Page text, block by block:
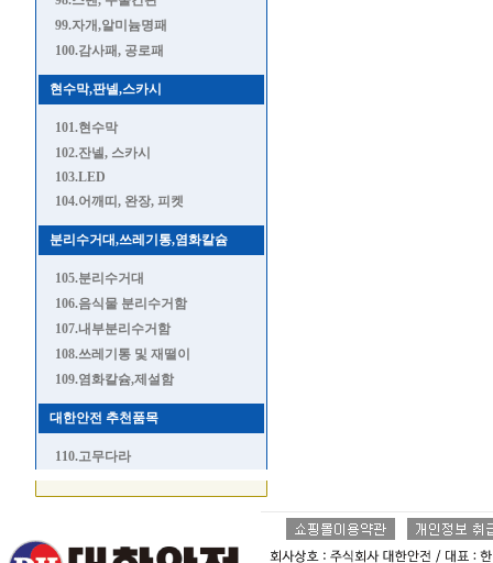
99.자개,알미늄명패
100.감사패, 공로패
현수막,판넬,스카시
101.현수막
102.잔넬, 스카시
103.LED
104.어깨띠, 완장, 피켓
분리수거대,쓰레기통,염화칼슘
105.분리수거대
106.음식물 분리수거함
107.내부분리수거함
108.쓰레기통 및 재떨이
109.염화칼슘,제설함
대한안전 추천품목
110.고무다라